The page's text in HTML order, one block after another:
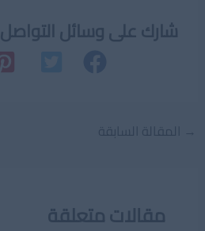
شارك على وسائل التواصل
Post
→ المقالة السابقة
مقالات متعلقة